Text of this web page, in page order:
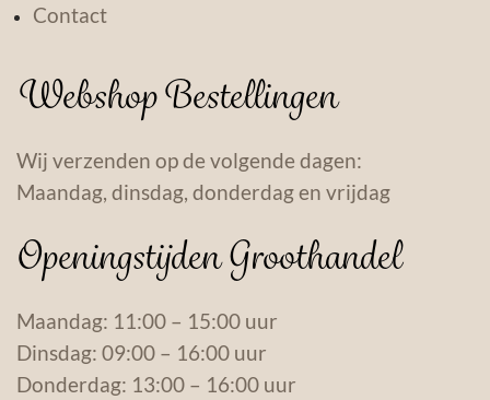
Contact
Webshop Bestellingen
Wij verzenden op de volgende dagen:
Maandag, dinsdag, donderdag en vrijdag
Openingstijden Groothandel
Maandag: 11:00 – 15:00 uur
Dinsdag: 09:00 – 16:00 uur
Donderdag: 13:00 – 16:00 uur